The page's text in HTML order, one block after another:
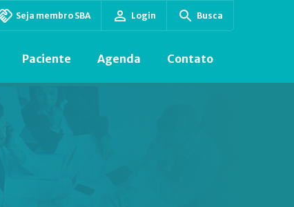
Seja membro SBA Login Busca
Paciente Agenda Contato